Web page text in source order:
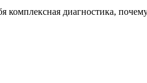
комплексная диагностика,